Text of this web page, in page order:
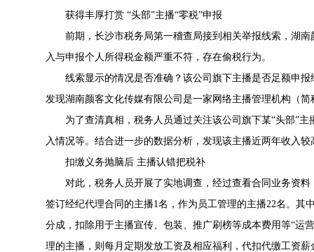
获得丰厚打赏 “头部”主播“零税”申报
前期，长沙市税务局第一稽查局接到相关举报线索，湖
入与申报个人所得税金额严重不符，存在偷税行为。
线索显示的情况是否准确？该公司旗下主播是否足额申
发现湖南颜客文化传媒有限公司是一家网络主播管理机构（
为了查清真相，税务人员通过关注该公司旗下某“头部”
入情况等。结合进一步的数据分析，发现该主播近两年收入
扣缴义务抛脑后 主播认错把税补
对此，税务人员开展了实地调查，经过查看合同业务资
签订经纪代理合同的主播1名，作为员工管理的主播22名。
分成，扣除用于主播宣传、包装、推广刷榜等成本费用等“运
理的主播，则每月定期发放工资及相应福利，代扣代缴工资薪